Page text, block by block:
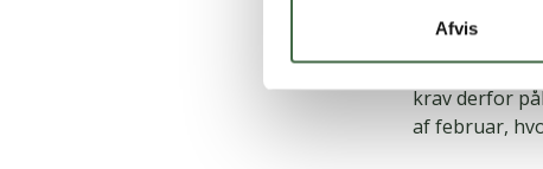
Afvis
Midt i
var skudt i
krav derfor
af februar,